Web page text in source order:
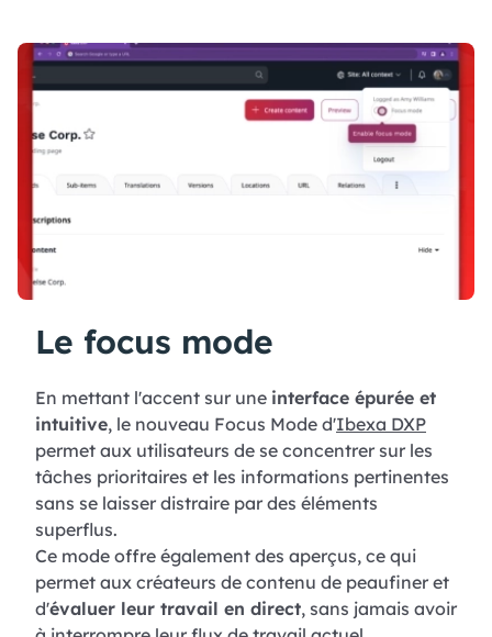
Le focus mode
En mettant l'accent sur une interface épurée et
intuitive, le nouveau Focus Mode d'Ibexa DXP
permet aux utilisateurs de se concentrer sur les
tâches prioritaires et les informations pertinentes
sans se laisser distraire par des éléments
superflus.
Ce mode offre également des aperçus, ce qui
permet aux créateurs de contenu de peaufiner et
d'évaluer leur travail en direct, sans jamais avoir